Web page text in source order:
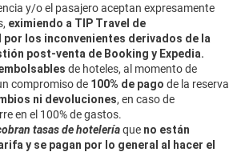
y/o el pasajero aceptan expresamente
eximiendo a TIP Travel de
por los inconvenientes derivados de la
post-venta de Booking y Expedia.
de hoteles, ​al momento de
compromiso de 100% de pago de la reserva
ni devoluciones​, en caso de
en el 100% de gastos.
tasas de hoteleríaque no están
y se pagan por lo general al hacer el